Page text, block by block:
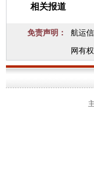
相关报道
免责声明：
航运
网有